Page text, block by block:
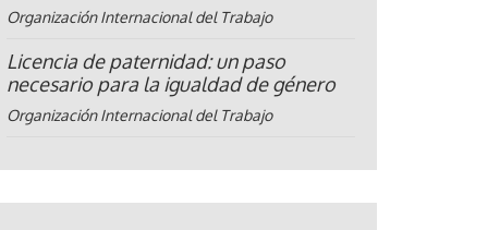
Organización Internacional del Trabajo
Licencia de paternidad: un paso
necesario para la igualdad de género
Organización Internacional del Trabajo